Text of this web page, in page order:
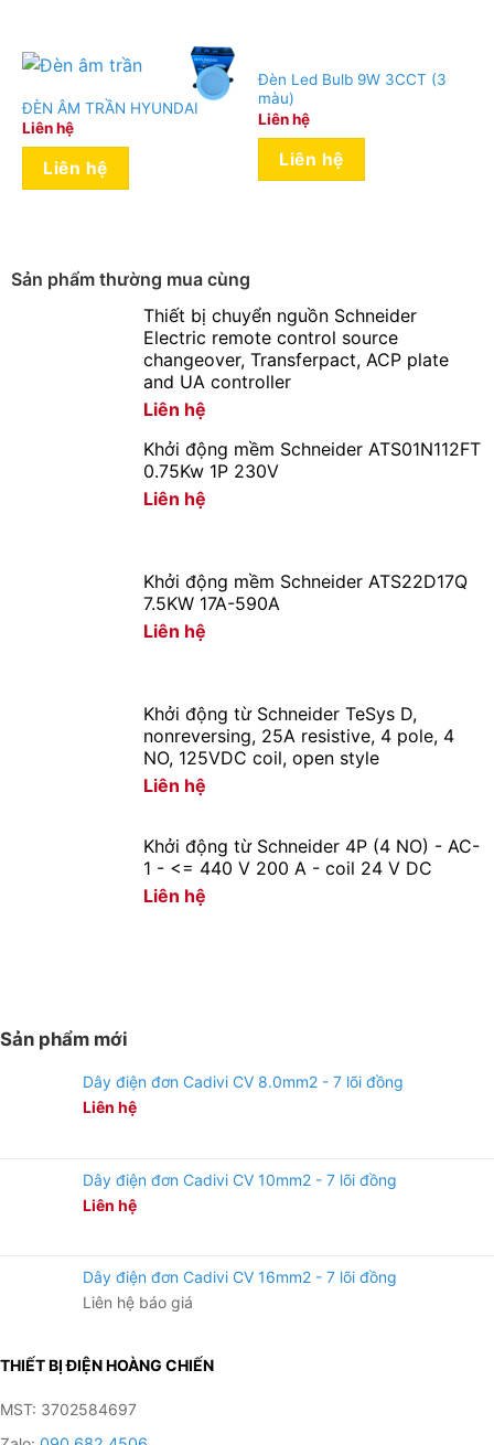
ĐÈN ÂM TRẦN HYUNDAI
Liên hệ
Liên hệ
Đèn Led Bulb 9W 3CCT (3
màu)
Liên hệ
Liên hệ
Sản phẩm thường mua cùng
Thiết bị chuyển nguồn Schneider
Electric remote control source
changeover, Transferpact, ACP plate
and UA controller
Liên hệ
Khởi động mềm Schneider ATS01N112FT
0.75Kw 1P 230V
Liên hệ
Khởi động mềm Schneider ATS22D17Q
7.5KW 17A-590A
Liên hệ
Khởi động từ Schneider TeSys D,
nonreversing, 25A resistive, 4 pole, 4
NO, 125VDC coil, open style
Liên hệ
Khởi động từ Schneider 4P (4 NO) - AC-
1 - <= 440 V 200 A - coil 24 V DC
Liên hệ
Sản phẩm mới
Dây điện đơn Cadivi CV 8.0mm2 - 7 lõi đồng
Liên hệ
Dây điện đơn Cadivi CV 10mm2 - 7 lõi đồng
Liên hệ
Dây điện đơn Cadivi CV 16mm2 - 7 lõi đồng
Liên hệ báo giá
THIẾT BỊ ĐIỆN HOÀNG CHIẾN
MST: 3702584697